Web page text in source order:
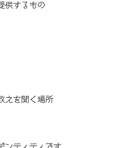
供するもの
えを聞く場所
ンティティです